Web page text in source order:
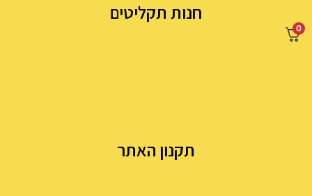
חנות תקליטים
0
תקנון האתר